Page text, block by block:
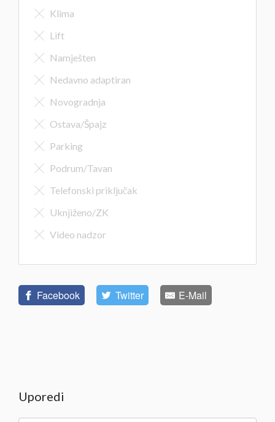
Klima
Lift
Namješten
Nedavno adaptiran
Novogradnja
Ostava/Špajz
Parking
Podrum/Tavan
Telefonski priključak
Uknjiženo/ZK
Video nadzor
Facebook Twitter E-Mail
Uporedi